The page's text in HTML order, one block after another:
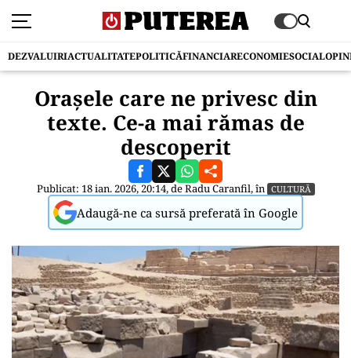
DEZVALUIRIACTUALITATEPOLITICĂFINANCIARECONOMIESOCIAL
Orașele care ne privesc din
texte. Ce-a mai rămas de
descoperit
Publicat: 18 ian. 2026, 20:14, deRadu Caranfil, în CULTURĂ
Adaugă-ne ca sursă preferată în Google